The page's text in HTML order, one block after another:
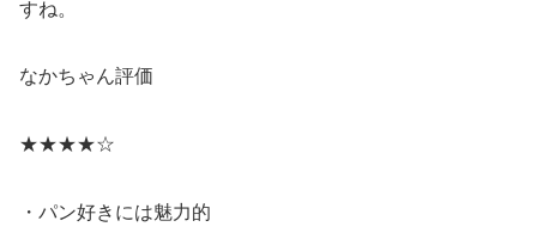
すね。
なかちゃん評価
★★★★☆
・パン好きには魅力的